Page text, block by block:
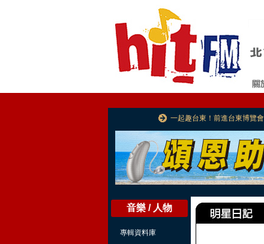
一起趣台東！前進台東博覽會
音樂 / 人物
專輯資料庫